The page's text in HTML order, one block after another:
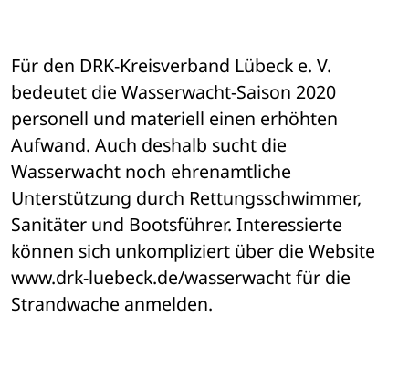
Für den DRK-Kreisverband Lübeck e. V.
bedeutet die Wasserwacht-Saison 2020
personell und materiell einen erhöhten
Aufwand. Auch deshalb sucht die
Wasserwacht noch ehrenamtliche
Unterstützung durch Rettungsschwimmer,
Sanitäter und Bootsführer. Interessierte
können sich unkompliziert über die Website
www.drk-luebeck.de/wasserwacht für die
Strandwache anmelden.